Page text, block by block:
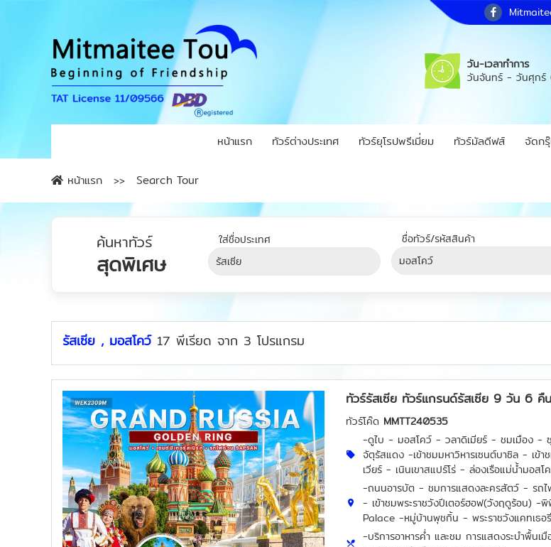
วัน-เวลาทำการ
วันจันทร์ - วันศุกร์
หน้าแรก ทัวร์ต่างประเทศ ทัวร์ยุโรปพรีเมี่ยม ทัวร์มัลดีฟส์ จัดก
หน้าแรก Search Tour
ค้นหาทัวร์
สุดพิเศษ
รัสเซีย , มอสโคว์ 17 พีเรียด จาก 3 โปรแกรม
ทัวร์รัสเซีย ทัวร์แกรนด์รัสเซีย 9 วัน 6
ทัวร์โค๊ด MMTT240535
-ดูไบ - มอสโคว์ - วลาดิเมียร์ - ชมเมือง -
จัตุรัสแดง -เข้าชมมหาวิหารเซนต์บาซิล - เข้
เวียร์ - เนินเขาสแปร์โร่ - ล่องเรือแม่น้ำมอสโ
-ถนนอารบัต - ชมการแสดงละครสัตว์ - รถไ
- เข้าชมพระราชวังปีเตอร์ฮอฟ(วังฤดูร้อน) -
Palace -หมู่บ้านพุชกิ้น - พระราชวังแคทเธอ
-บริการอาหารค่ำ และชม การแสดงระบำพื้น